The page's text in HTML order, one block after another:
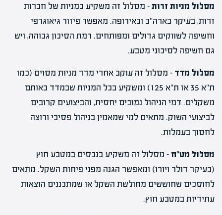
מסלול מניות זרות– מסלול זה משקיע במניות של חברות
זרות, בעיקר בארה"ב ובאירופה. מאפשר פיזור גיאוגרפי
וחשיפה לשווקים גדולים ומפותחים. רמת הסיכון גבוהה, ויש
גם חשיפה לסיכוני מטבע.
מסלול מדד – מסלול זה עוקב אחרי מדד מניות מסוים (כמו
ת"א 35 או ת"א 125) ומשקיע בכל המניות שבמדד באותם
משקלים. דמי הניהול נמוכים יחסית, והביצועים קרובים
לביצועי השוק. מתאים למי שמאמין בניהול פסיבי ורוצה
לחסוך בעמלות.
מסלול מט"ח – מסלול זה משקיע בנכסים במטבע חוץ
(בעיקר דולר ויורו) ומאפשר הגנה מפני פיחות השקל. מתאים
לחוסכים שחוששים מחולשת השקל או שמתכננים הוצאות
עתידיות במטבע חוץ.